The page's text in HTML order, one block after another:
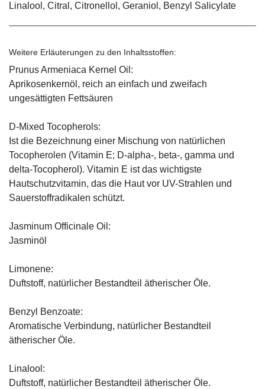
Linalool, Citral, Citronellol, Geraniol, Benzyl Salicylate
Weitere Erläuterungen zu den Inhaltsstoffen:
Prunus Armeniaca Kernel Oil:
Aprikosenkernöl, reich an einfach und zweifach
ungesättigten Fettsäuren
D-Mixed Tocopherols:
Ist die Bezeichnung einer Mischung von natürlichen
Tocopherolen (Vitamin E; D-alpha-, beta-, gamma und
delta-Tocopherol). Vitamin E ist das wichtigste
Hautschutzvitamin, das die Haut vor UV-Strahlen und
Sauerstoffradikalen schützt.
Jasminum Officinale Oil:
Jasminöl
Limonene:
Duftstoff, natürlicher Bestandteil ätherischer Öle.
Benzyl Benzoate:
Aromatische Verbindung, natürlicher Bestandteil
ätherischer Öle.
Linalool:
Duftstoff, natürlicher Bestandteil ätherischer Öle.